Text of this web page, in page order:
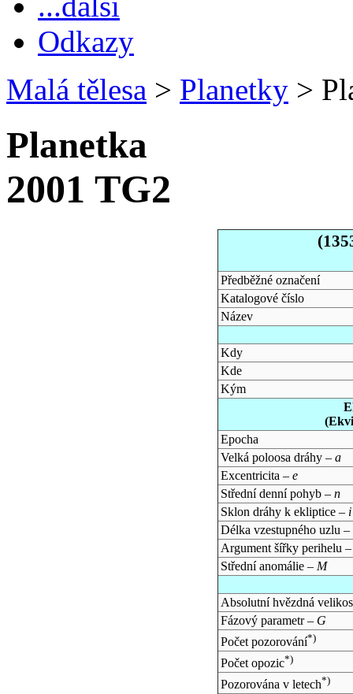
Odkazy
Malá tělesa > Planetky >
Planetka
2001 TG2
Předběžné označení
Katalogové číslo
Název
Kdy
Kde
Kým
Epocha
Velká poloosa dráhy – a
Excentricita – e
Střední denní pohyb – n
Sklon dráhy k ekliptice – i
Délka vzestupného uzlu –
Argument šířky perihelu
Střední anomálie – M
Absolutní hvězdná
Fázový parametr – G
Počet pozorování*)
Počet opozic*)
Pozorována v letech*)